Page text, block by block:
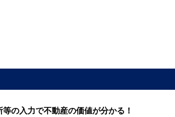
の入力で不動産の価値が分かる！